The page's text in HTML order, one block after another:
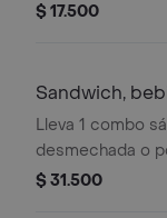
$ 17.500
Sandwich,
gallleta
Lleva 1 combo
desmechada o
grande 350 ml +
$ 31.500